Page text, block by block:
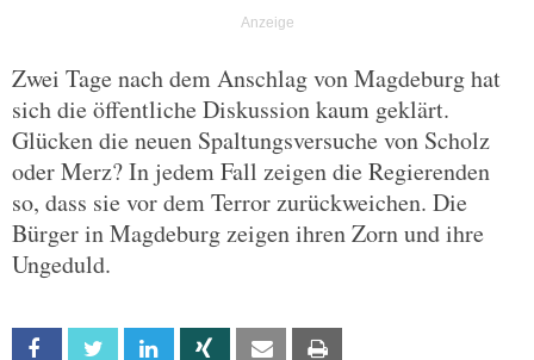
Zwei Tage nach dem Anschlag von Magdeburg hat
sich die öffentliche Diskussion kaum geklärt.
Glücken die neuen Spaltungsversuche von Scholz
oder Merz? In jedem Fall zeigen die Regierenden
so, dass sie vor dem Terror zurückweichen. Die
Bürger in Magdeburg zeigen ihren Zorn und ihre
Ungeduld.
Facebook Twitter Linkedin Xing Email